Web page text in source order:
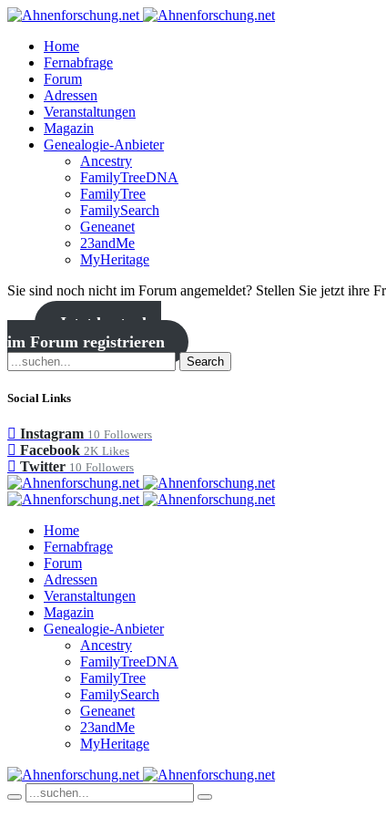
Home
Fernabfrage
Forum
Adressen
Veranstaltungen
Magazin
Genealogie-Anbieter
Ancestry
FamilyTreeDNA
FamilyTree
FamilySearch
Geneanet
23andMe
MyHeritage
Sie sind noch nicht im Forum angemeldet? Stellen Sie jetzt ihre
Jetzt kostenlos
im Forum registrieren
Search
Social Links
Instagram 10 Followers
Facebook 2K Likes
Twitter 10 Followers
Home
Fernabfrage
Forum
Adressen
Veranstaltungen
Magazin
Genealogie-Anbieter
Ancestry
FamilyTreeDNA
FamilyTree
FamilySearch
Geneanet
23andMe
MyHeritage